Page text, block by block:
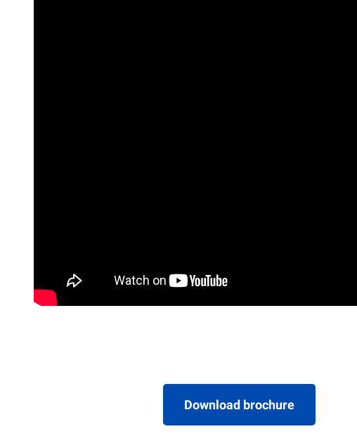
Download brochure